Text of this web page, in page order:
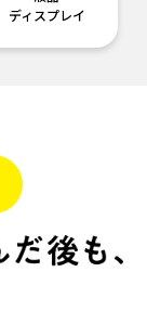
ディスプレイ